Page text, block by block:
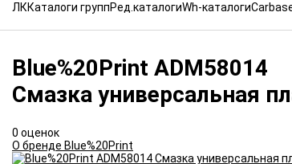
ЛККаталоги группРед.каталогиWh-каталоги
Blue%20Print ADM58014
Смазка универсальная
0 оценок
О бренде Blue%20Print